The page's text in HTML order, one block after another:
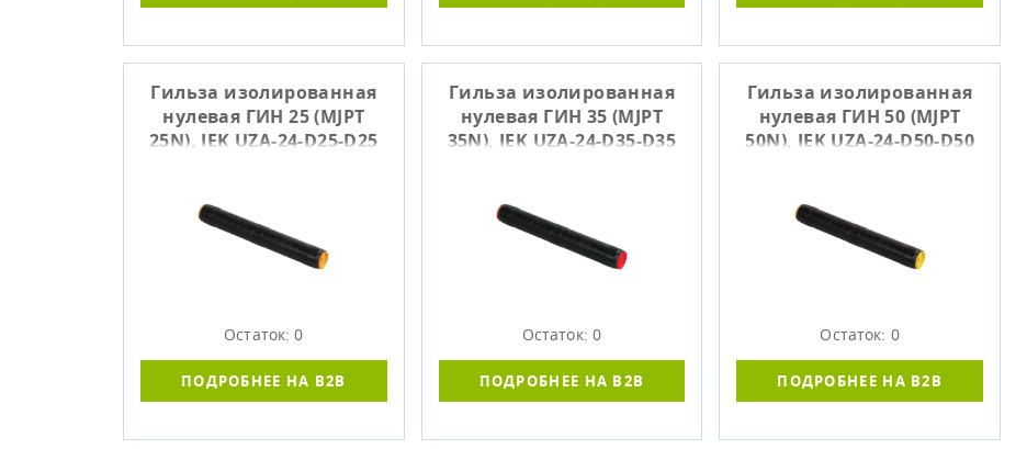
Гильза изолированная
нулевая ГИН 25 (MJPT
25N), IEK UZA-24-D25-D25
Остаток: 0
ПОДРОБНЕЕ НА B2B
Гильза изолированная
нулевая ГИН 35 (MJPT
35N), IEK UZA-24-D35-D35
Остаток: 0
ПОДРОБНЕЕ НА B2B
Гильза изолированная
нулевая ГИН 50 (MJPT
50N), IEK UZA-24-D50-D50
Остаток: 0
ПОДРОБНЕЕ НА B2B